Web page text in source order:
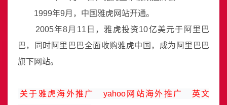
1999年9月，中国雅虎网站开通。
2005年8月11日，雅虎投资10亿美元于阿里巴
巴，同时阿里巴巴全面收购雅虎中国，成为阿里巴巴
旗下网站。
关于雅虎海外推广　yahoo网站海外推广　英文